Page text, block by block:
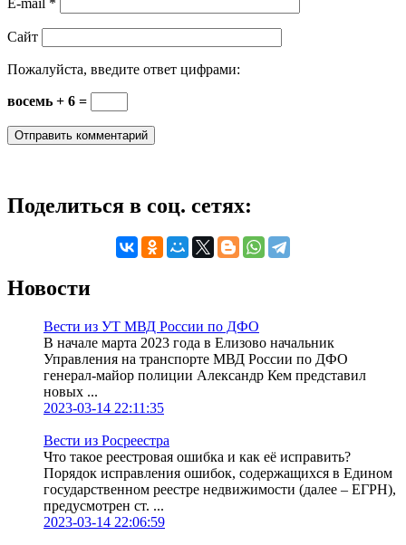
E-mail *
Сайт
Пожалуйста, введите ответ цифрами:
восемь + 6 =
Поделиться в соц. сетях:
Новости
Вести из УТ МВД России по ДФО
В начале марта 2023 года в Елизово начальник
Управления на транспорте МВД России по ДФО
генерал-майор полиции Александр Кем представил
новых ...
2023-03-14 22:11:35
Вести из Росреестра
Что такое реестровая ошибка и как её исправить?
Порядок исправления ошибок, содержащихся в Едином
государственном реестре недвижимости (далее – ЕГРН),
предусмотрен ст. ...
2023-03-14 22:06:59